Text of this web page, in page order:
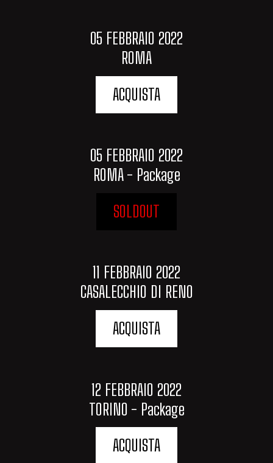
05 FEBBRAIO 2022
ROMA
ACQUISTA
05 FEBBRAIO 2022
ROMA - Package
SOLDOUT
11 FEBBRAIO 2022
CASALECCHIO DI RENO
ACQUISTA
12 FEBBRAIO 2022
TORINO - Package
ACQUISTA